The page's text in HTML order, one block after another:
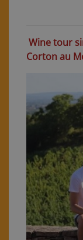
Wine tour
Corton au